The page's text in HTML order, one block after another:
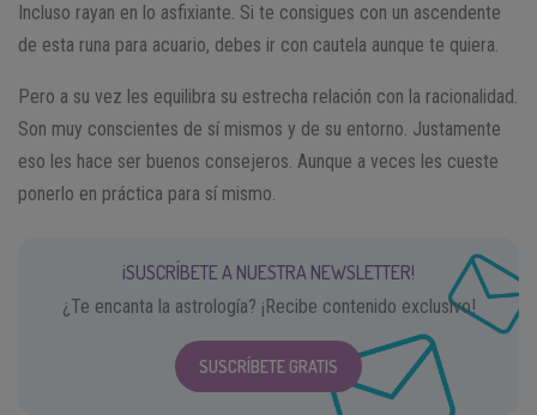
Incluso rayan en lo asfixiante. Si te consigues con un ascendente
de esta runa para acuario, debes ir con cautela aunque te quiera.
Pero a su vez les equilibra su estrecha relación con la racionalidad.
Son muy conscientes de sí mismos y de su entorno. Justamente
eso les hace ser buenos consejeros. Aunque a veces les cueste
ponerlo en práctica para sí mismo.
¡SUSCRÍBETE A NUESTRA NEWSLETTER!
¿Te encanta la astrología? ¡Recibe contenido exclusivo!
SUSCRÍBETE GRATIS